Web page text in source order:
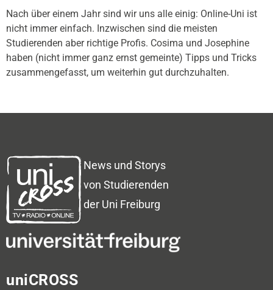
Nach über einem Jahr sind wir uns alle einig: Online-Uni ist
nicht immer einfach. Inzwischen sind die meisten
Studierenden aber richtige Profis. Cosima und Josephine
haben (nicht immer ganz ernst gemeinte) Tipps und Tricks
zusammengefasst, um weiterhin gut durchzuhalten.
News und Storys
von Studierenden
der Uni Freiburg
uniCROSS